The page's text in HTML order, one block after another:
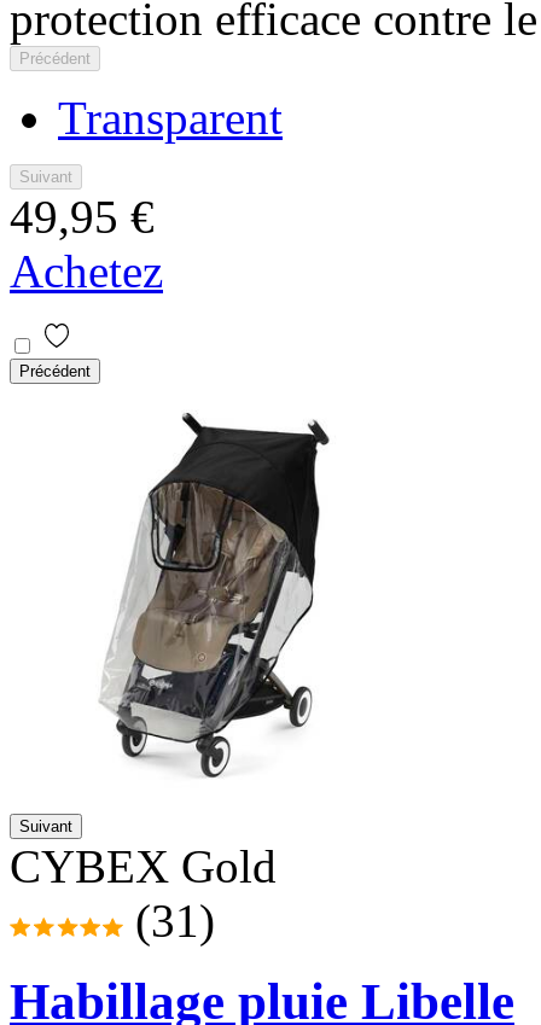
protection efficace contre
Précédent
Transparent
Suivant
49,95 €
Achetez
Précédent
Suivant
CYBEX Gold
(31)
Habillage pluie Libelle